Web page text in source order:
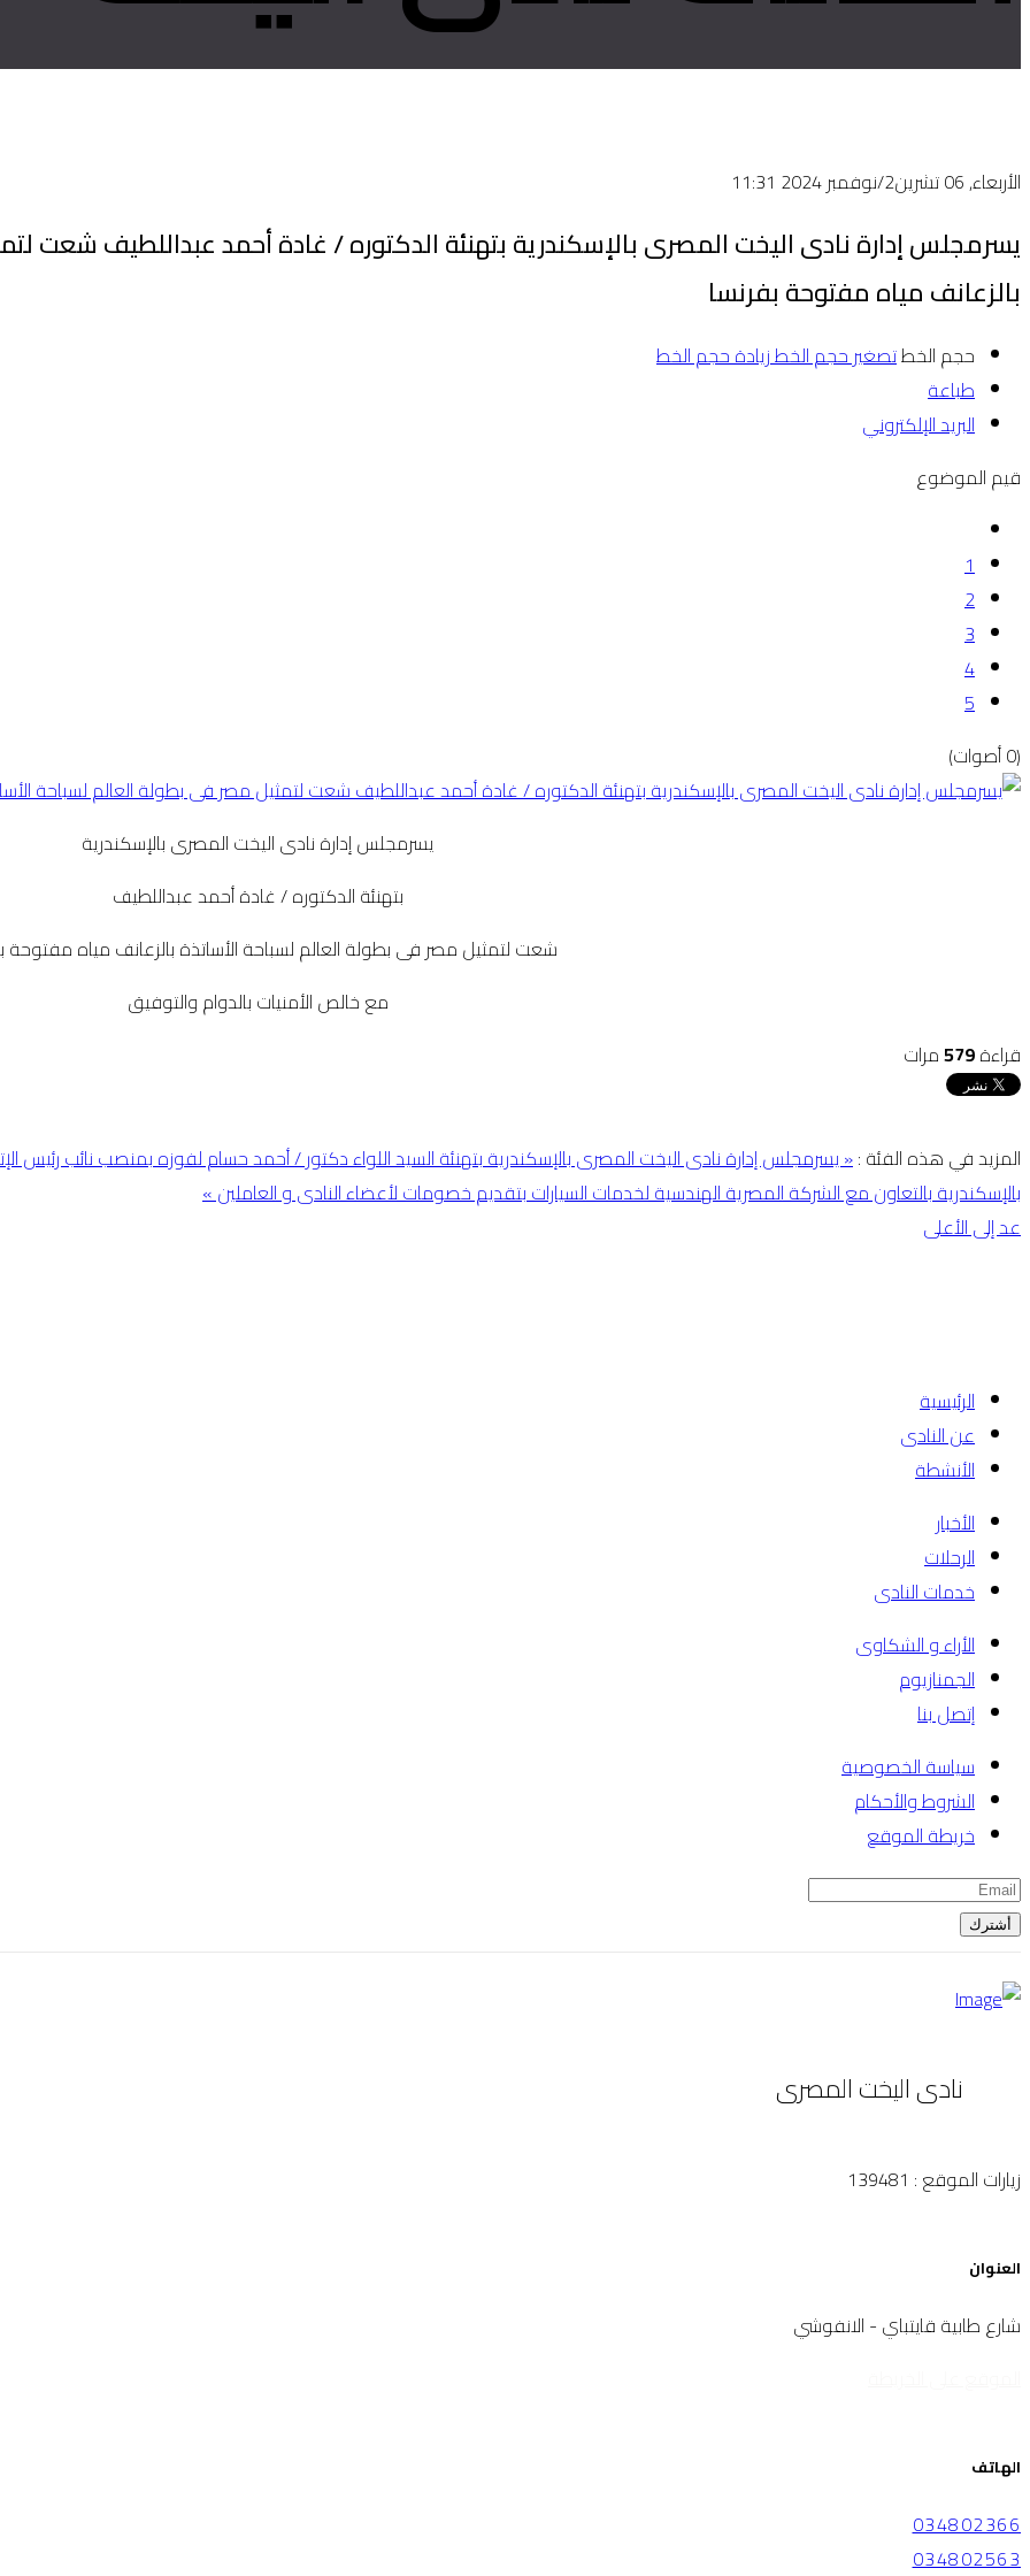
الأربعاء, 06 تشرين2/نوفمبر 2024 11:31
يسرمجلس إدارة نادى اليخت المصرى بالإسكندرية بتهنئة الدكتوره / غادة أحمد عبداللطيف شعت
بالزعانف مياه مفتوحة بفرنسا
حجم الخطتصغير حجم الخطزيادة حجم الخط
طباعة
البريد الإلكتروني
قيم الموضوع
1
2
3
4
5
(0 أصوات)
يسرمجلس إدارة نادى اليخت المصرى بالإسكندرية
بتهنئة الدكتوره / غادة أحمد عبداللطيف
شعت لتمثيل مصر فى بطولة العالم لسباحة الأساتذة بالزعانف مياه مفتوحة
مع خالص الأمنيات بالدوام والتوفيق
قراءة579مرات
المزيد في هذه الفئة :« يسرمجلس إدارة نادى اليخت المصرى بالإسكندرية بتهنئة السيد اللواء دكتور / أحمد حسام لفوزه بمنصب نائب رئيس
بالإسكندرية بالتعاون مع الشركة المصرية الهندسية لخدمات السيارات بتقديم خصومات لأعضاء النادى و العاملين »
عد إلى الأعلى
الرئيسية
عن النادى
الأنشطة
الأخبار
الرحلات
خدمات النادى
الأراء و الشكاوى
الجمنازيوم
إتصل بنا
سياسة الخصوصية
الشروط والأحكام
خريطة الموقع
أشترك
نادى اليخت المصرى
زيارات الموقع : 139481
العنوان
شارع طابية قايتباي - الانفوشي
الهاتف
034802366
034802563